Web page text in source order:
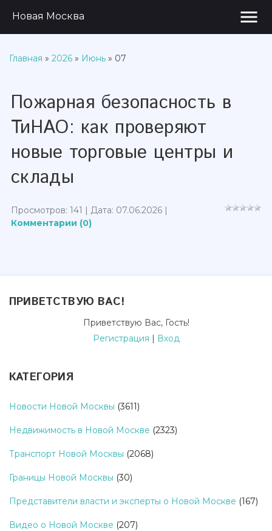
Новая Москва menu
Главная » 2026 » Июнь » 07
Пожарная безопасность в
ТиНАО: как проверяют
новые торговые центры и
склады
Просмотров: 141 | Дата: 07.06.2026 |
Комментарии (0)
ПРИВЕТСТВУЮ ВАС!
Приветствую Вас, Гость!
Регистрация | Вход
КАТЕГОРИЯ
Новости Новой Москвы (3611)
Недвижимость в Новой Москве (2323)
Транспорт Новой Москвы (2068)
Границы Новой Москвы (30)
Представители власти и эксперты о Новой Москве (167)
Видео о Новой Москве (207)